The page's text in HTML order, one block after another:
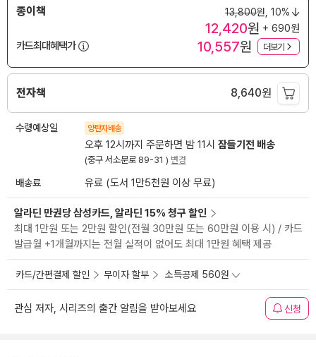
종이책 13,800원, 10%
12,420원 + 690원
카드최대혜택가
10,557원 더보기
전자책 8,640원
수령예상일 양탄자배송
오후 12시까지 주문하면 밤 11시 잠들기전 배송
(중구 서소문로 89-31 ) 변경
배송료 유료 (도서 1만5천원 이상 무료)
알라딘 만권당 삼성카드, 알라딘 15% 청구 할인
최대 1만원 또는 2만원 할인(전월 30만원 또는 60만원 이용 시) / 카드
발급월 +1개월까지는 전월 실적이 없어도 최대 1만원 혜택 제공
카드/간편결제 할인 무이자 할부 소득공제 560원
관심 저자, 시리즈의 출간 알림을 받아보세요 신청